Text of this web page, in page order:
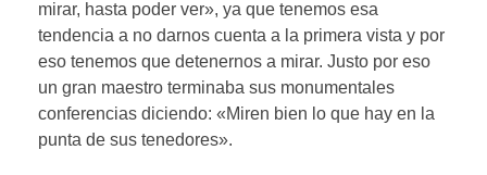
mirar, hasta poder ver», ya que tenemos esa
tendencia a no darnos cuenta a la primera vista y por
eso tenemos que detenernos a mirar. Justo por eso
un gran maestro terminaba sus monumentales
conferencias diciendo: «Miren bien lo que hay en la
punta de sus tenedores».